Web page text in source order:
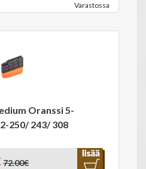
Varastossa
Oranssi 5-
250/ 243/ 308
72.00€